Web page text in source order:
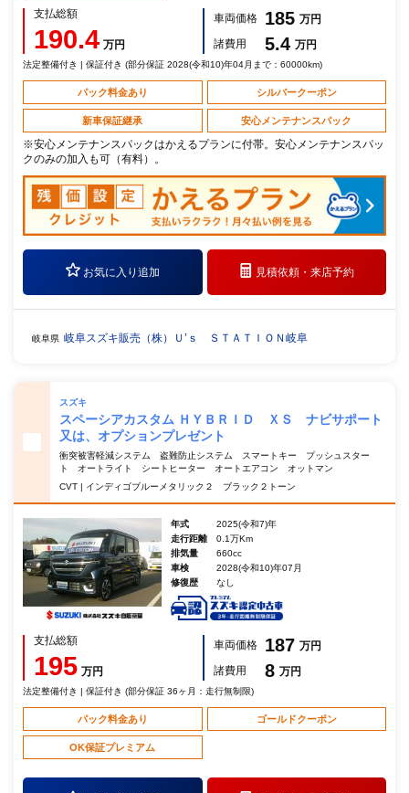
支払総額
190.4 万円
車両価格 185 万円
諸費用
5.4 万円
法定整備付き | 保証付き (部分保証 2028(令和10)年04月まで：60000km)
パック料金あり シルバークーポン
新車保証継承 安心メンテナンスパック
※安心メンテナンスパックはかえるプランに付帯。安心メンテナンスパッ
クのみの加入も可（有料）。
お気に入り追加 見積依頼・来店予約
岐阜県 岐阜スズキ販売（株）Ｕ’ｓ ＳＴＡＴＩＯＮ岐阜
スズキ
スペーシアカスタム ＨＹＢＲＩＤ ＸＳ ナビサポート
又は、オプションプレゼント
衝突被害軽減システム 盗難防止システム スマートキー プッシュスター
ト オートライト シートヒーター オートエアコン オットマン
CVT | インディゴブルーメタリック２ ブラック２トーン
年式
2025(令和7)年
走行距離
0.1万Km
排気量
660cc
車検
2028(令和10)年07月
修復歴
なし
支払総額
195 万円
車両価格 187 万円
諸費用
8 万円
法定整備付き | 保証付き (部分保証 36ヶ月：走行無制限)
パック料金あり ゴールドクーポン
OK保証プレミアム